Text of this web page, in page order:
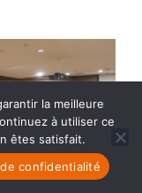
la meilleure
à utiliser ce
êtes satisfait.
confidentialité